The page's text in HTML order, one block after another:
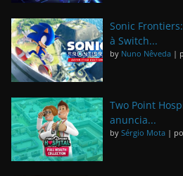
Sonic
à Switch...
by Nuno Nêveda |
Two Point
anuncia...
by Sérgio Mota |